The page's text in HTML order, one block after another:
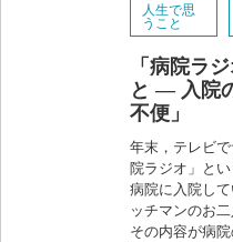
人生で思
うこと
「病院ラ
と ― 入院
不便」
年末，テレビ
院ラジオ」と
病院に入院し
ッチマンのお
その内容が病